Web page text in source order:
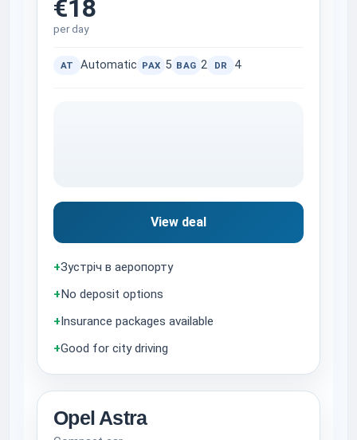
€18
per day
AT Automatic PAX 5 BAG 2 DR 4
View deal
+Зустріч в аеропорту
+No deposit options
+Insurance packages available
+Good for city driving
Opel Astra